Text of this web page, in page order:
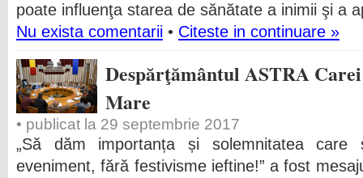
poate influenţa starea de sănătate a inimii şi a
Nu exista comentarii • Citeste in continuare »
Despărţământul ASTRA
Mare
• publicat la 29 septembrie 2017
„Să dăm importanța și solemnitatea care
eveniment, fără festivisme ieftine!” a fost